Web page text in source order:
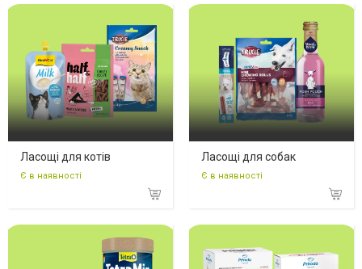
Ласощі для котів
Є в наявності
Ласощі для собак
Є в наявності